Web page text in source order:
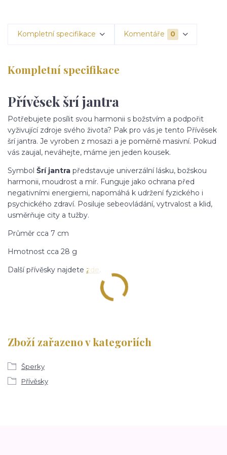
Kompletní specifikace Komentáře 0
Kompletní specifikace
Přívěsek šrí jantra
Potřebujete posílit svou harmonii s božstvím a podpořit
vyživující zdroje svého života? Pak pro vás je tento Přívěsek
šrí jantra. Je vyroben z mosazi a je poměrně masivní. Pokud
vás zaujal, neváhejte, máme jen jeden kousek.
Symbol Šrí jantra představuje univerzální lásku, božskou
harmonii, moudrost a mír. Funguje jako ochrana před
negativními energiemi, napomáhá k udržení fyzického i
psychického zdraví. Posiluje sebeovládání, vytrvalost a klid,
usměrňuje city a tužby.
Průměr cca 7 cm
Hmotnost cca 28 g
Další přívěsky najdete zde.
Zboží zařazeno v kategoriích
Šperky
Přívěsky